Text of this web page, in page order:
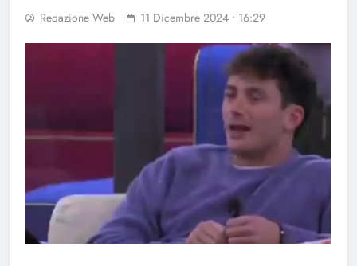
Redazione Web 11 Dicembre 2024 • 16:29